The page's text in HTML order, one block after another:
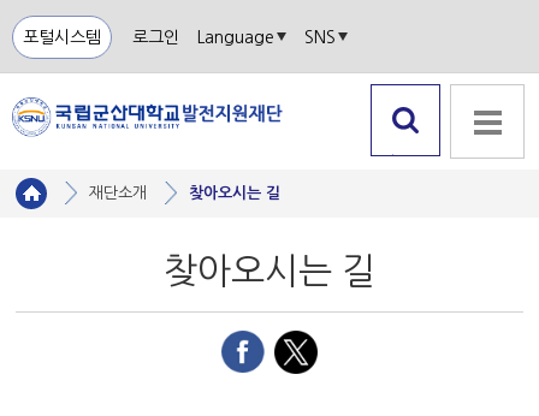
포털시스템 로그인 Language SNS
재단소개 찾아오시는 길
찾아오시는 길